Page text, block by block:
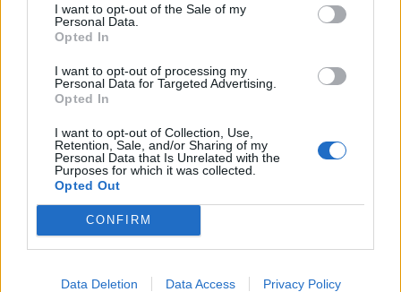
I want to opt-out of the Sale of my
Personal Data.
Opted In
I want to opt-out of processing my
Personal Data for Targeted Advertising.
Opted In
I want to opt-out of Collection, Use,
Retention, Sale, and/or Sharing of my
Personal Data that Is Unrelated with the
Purposes for which it was collected.
Opted Out
CONFIRM
Data Deletion Data Access Privacy Policy
Novo Bugatti Destrier mostra que o W16
ainda não acabou